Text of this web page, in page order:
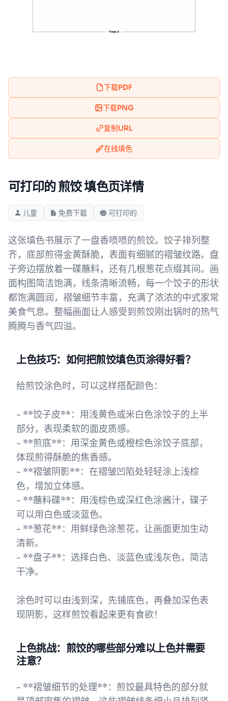
下载PDF
下载PNG
复制URL
在线填色
可打印的 煎饺 填色页详情
儿童 免费下载 可打印的
这张填色书展示了一盘香喷喷的煎饺。饺子排列整
齐，底部煎得金黄酥脆，表面有细腻的褶皱纹路。盘
子旁边摆放着一碟蘸料，还有几根葱花点缀其间。画
面构图简洁饱满，线条清晰流畅，每一个饺子的形状
都饱满圆润，褶皱细节丰富，充满了浓浓的中式家常
美食气息。整幅画面让人感受到煎饺刚出锅时的热气
腾腾与香气四溢。
上色技巧：如何把煎饺填色页涂得好看？
给煎饺涂色时，可以这样搭配颜色：
- **饺子皮**：用浅黄色或米白色涂饺子的上半
部分，表现柔软的面皮质感。
- **煎底**：用深金黄色或橙棕色涂饺子底部，
体现煎得酥脆的焦香感。
- **褶皱阴影**：在褶皱凹陷处轻轻涂上浅棕
色，增加立体感。
- **蘸料碟**：用浅棕色或深红色涂酱汁，碟子
可以用白色或淡蓝色。
- **葱花**：用鲜绿色涂葱花，让画面更加生动
清新。
- **盘子**：选择白色、淡蓝色或浅灰色，简洁
干净。
涂色时可以由浅到深，先铺底色，再叠加深色表
现阴影，这样煎饺看起来更有食欲！
上色挑战：煎饺的哪些部分难以上色并需要
注意？
- **褶皱细节的处理**：煎饺最具特色的部分就